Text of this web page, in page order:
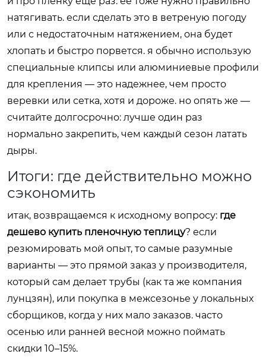
натягивать. если сделать это в ветреную погоду
или с недостаточным натяжением, она будет
хлопать и быстро порвется. я обычно использую
специальные клипсы или алюминиевые профили
для крепления — это надежнее, чем просто
веревки или сетка, хотя и дороже. но опять же —
считайте долгосрочно: лучше один раз
нормально закрепить, чем каждый сезон латать
дыры.
Итоги: где действительно можно
сэкономить
итак, возвращаемся к исходному вопросу: где
дешево купить пленочную теплицу? если
резюмировать мой опыт, то самые разумные
варианты — это прямой заказ у производителя,
который сам делает трубы (как та же компания
лунцзян), или покупка в межсезонье у локальных
сборщиков, когда у них мало заказов. часто
осенью или ранней весной можно поймать
скидки 10–15%.